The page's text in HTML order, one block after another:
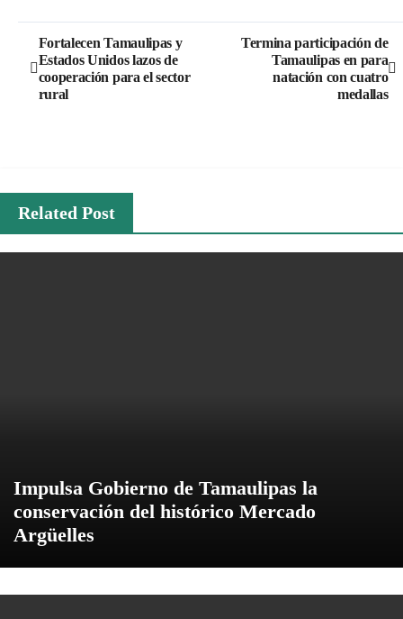
Navegación
de
Fortalecen Tamaulipas y
Estados Unidos lazos de
cooperación para el sector
rural
Termina participación de
Tamaulipas en para
natación con cuatro
medallas
Related Post
Impulsa Gobierno de Tamaulipas la
conservación del histórico Mercado
Argüelles